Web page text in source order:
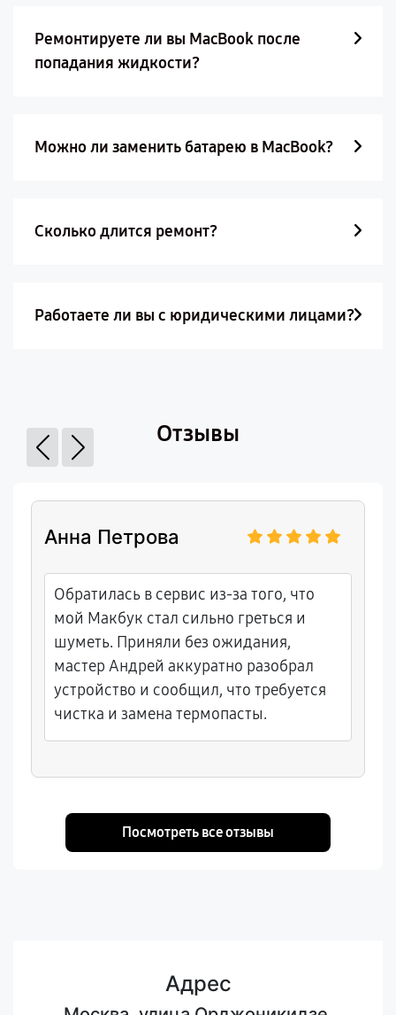
Ремонтируете ли вы MacBook после
попадания жидкости?
Можно ли заменить батарею в MacBook?
Сколько длится ремонт?
Работаете ли вы с юридическими лицами?
Отзывы
Анна Петрова
Обратилась в сервис из-за того, что
мой Макбук стал сильно греться и
шуметь. Приняли без ожидания,
мастер Андрей аккуратно разобрал
устройство и сообщил, что требуется
чистка и замена термопасты.
Посмотреть все отзывы
Адрес